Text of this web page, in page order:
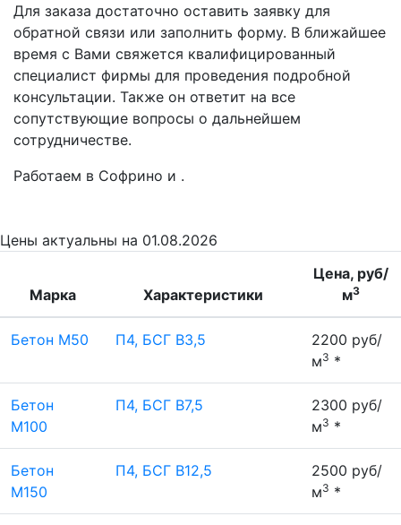
Для заказа достаточно оставить заявку для
обратной связи или заполнить форму. В ближайшее
время с Вами свяжется квалифицированный
специалист фирмы для проведения подробной
консультации. Также он ответит на все
сопутствующие вопросы о дальнейшем
сотрудничестве.
Работаем в Софрино и .
Цены актуальны на 01.08.2026
Марка Характеристики
Цена, руб/
м3
Бетон М50 П4, БСГ В3,5
2200 руб/
м3 *
Бетон
М100
П4, БСГ В7,5
2300 руб/
м3 *
Бетон
М150
П4, БСГ В12,5
2500 руб/
м3 *